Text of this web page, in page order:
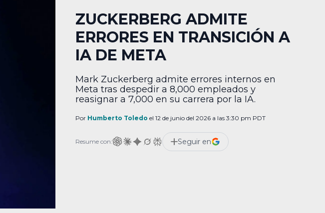
ZUCKERBERG ADMITE
ERRORES EN TRANSICIÓN A
IA DE META
Mark Zuckerberg admite errores internos en
Meta tras despedir a 8,000 empleados y
reasignar a 7,000 en su carrera por la IA.
Por Humberto Toledo el 12 de junio del 2026 a las 3:30 pm PDT
Resume con: Seguir en